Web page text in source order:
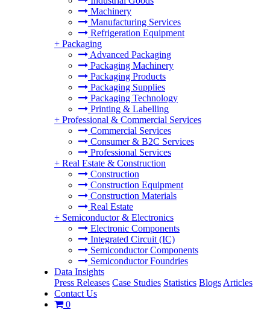
Machinery
Manufacturing Services
Refrigeration Equipment
+ Packaging
Advanced Packaging
Packaging Machinery
Packaging Products
Packaging Supplies
Packaging Technology
Printing & Labelling
+ Professional & Commercial Services
Commercial Services
Consumer & B2C Services
Professional Services
+ Real Estate & Construction
Construction
Construction Equipment
Construction Materials
Real Estate
+ Semiconductor & Electronics
Electronic Components
Integrated Circuit (IC)
Semiconductor Components
Semiconductor Foundries
Data Insights
Press Releases Case Studies Statistics Blogs Articles
Contact Us
0